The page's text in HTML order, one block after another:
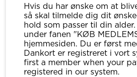
Hvis du har ønske om at
så skal tilmelde dig dit
hold som passer til din
under fanen "KØB
hjemmesiden. Du er først
Dankort er registreret i vort
first a member when your
registered in our system.